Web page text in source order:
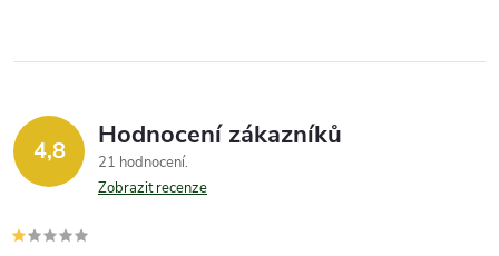
4,8 Hodnocení zákazníků
21 hodnocení
Zobrazit recenze